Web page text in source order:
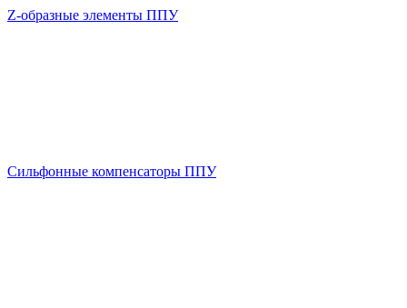
Z-образные элементы ППУ
Сильфонные компенсаторы ППУ